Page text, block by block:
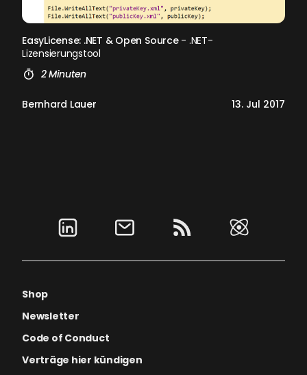
EasyLicense: .NET & Open Source - .NET-
Lizensierungstool
2 Minuten
Bernhard Lauer 13. Jul 2017
Shop
Newsletter
Code of Conduct
Verträge hier kündigen